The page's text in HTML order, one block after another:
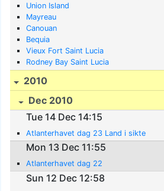
Union Island
Mayreau
Canouan
Bequia
Vieux Fort Saint Lucia
Rodney Bay Saint Lucia
2010
Dec 2010
Tue 14 Dec 14:15
Atlanterhavet dag 23 Land i sikte
Mon 13 Dec 11:55
Atlanterhavet dag 22
Sun 12 Dec 12:58